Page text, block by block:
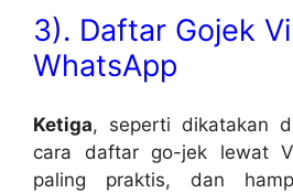
3). Daftar Gojek
WhatsApp
Ketiga, seperti dikatakan
cara daftar go-jek lewat
paling praktis, dan